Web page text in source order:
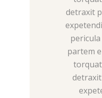
detraxit
partem